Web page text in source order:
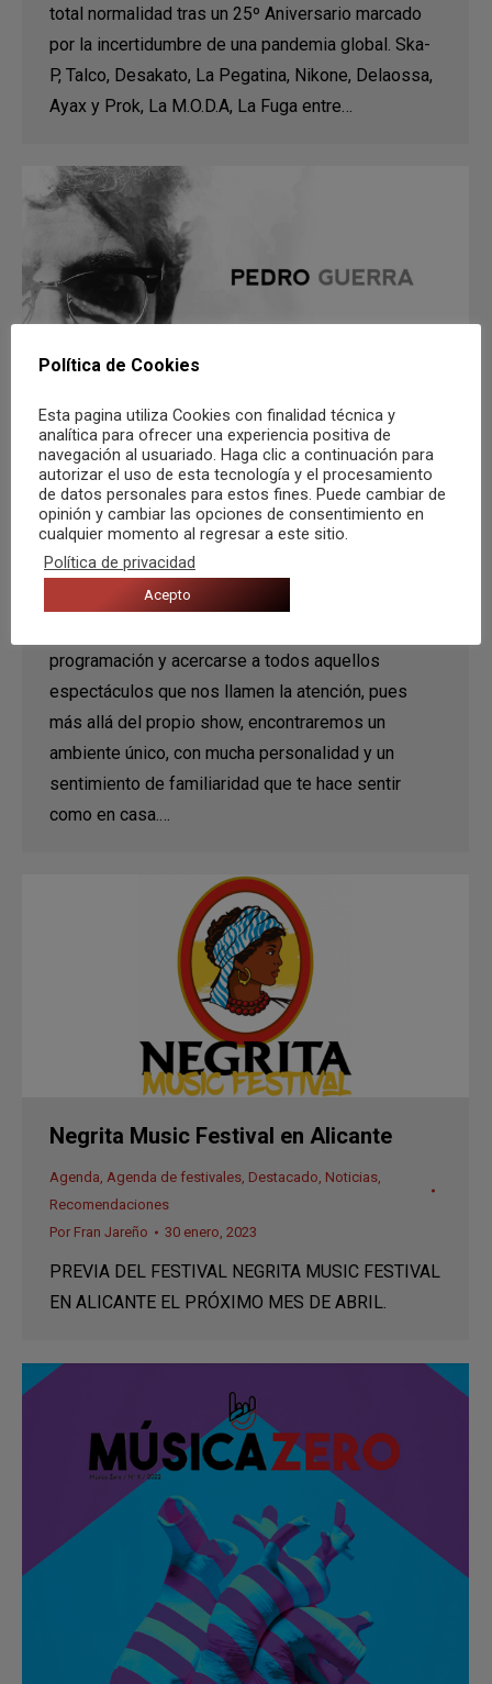
total normalidad tras un 25º Aniversario marcado
por la incertidumbre de una pandemia global. Ska-
P, Talco, Desakato, La Pegatina, Nikone, Delaossa,
Ayax y Prok, La M.O.D.A, La Fuga entre…
Pedro Guerra en Sala Euterpe. Días 4 y
5 de febrero
Agenda, Recomendaciones PorAlejandro G. Úbeda
31 enero, 2023
Quienes ya conozcan la singular Sala Euterpe,
sabrán que su agenda siempre está completa.
programación y acercarse a todos aquellos
espectáculos que nos llamen la atención, pues
más allá del propio show, encontraremos un
ambiente único, con mucha personalidad y un
sentimiento de familiaridad que te hace sentir
como en casa.…
Negrita Music Festival en Alicante
Agenda, Agenda de festivales, Destacado, Noticias,
Recomendaciones
Por Fran Jareño 30 enero, 2023
PREVIA DEL FESTIVAL NEGRITA MUSIC FESTIVAL
EN ALICANTE EL PRÓXIMO MES DE ABRIL.
Política de Cookies
Esta pagina utiliza Cookies con finalidad técnica y
analítica para ofrecer una experiencia positiva de
navegación al usuariado. Haga clic a continuación para
autorizar el uso de esta tecnología y el procesamiento
de datos personales para estos fines. Puede cambiar de
opinión y cambiar las opciones de consentimiento en
cualquier momento al regresar a este sitio.
Política de privacidad
Acepto